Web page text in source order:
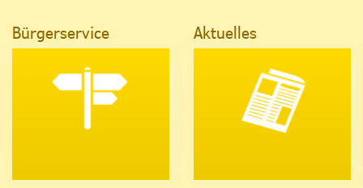
Bürgerservice Aktuelles